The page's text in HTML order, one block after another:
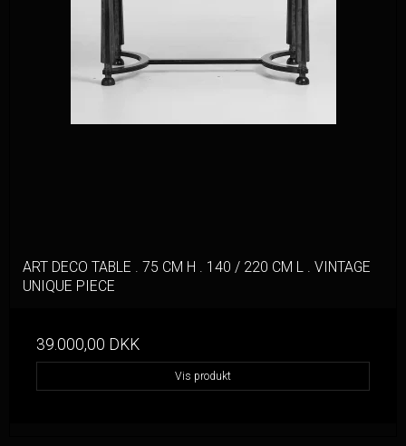
ART DECO TABLE . 75 CM H . 140 / 220 CM L . VINTAGE
UNIQUE PIECE
39.000,00 DKK
Vis produkt